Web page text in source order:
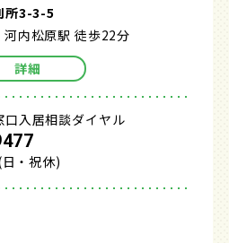
所3-3-5
河内松原駅 徒歩22分
詳細
口入居相談ダイヤル
・祝休)